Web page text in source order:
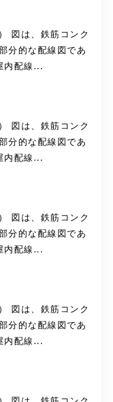
図は、鉄筋コンク
分的な配線図であ
内配線...
図は、鉄筋コンク
分的な配線図であ
内配線...
図は、鉄筋コンク
分的な配線図であ
内配線...
図は、鉄筋コンク
分的な配線図であ
内配線...